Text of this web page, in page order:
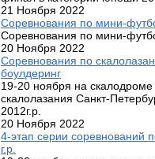
21 Ноября 2022
Соревнования по мини-
Соревнования по мини-
20 Ноября 2022
Cоревнования по
боулдеринг
19-20 ноября на
скалолазания Санкт-
2012г.р.
20 Ноября 2022
4-этап серии соревнований
г.р.